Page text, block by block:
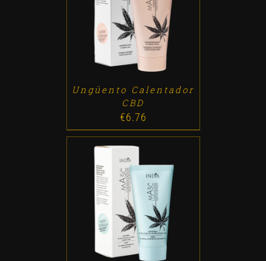
ADD TO CART DETALLES
Ungüento Calentador
CBD
€6.76
ADD TO CART DETALLES